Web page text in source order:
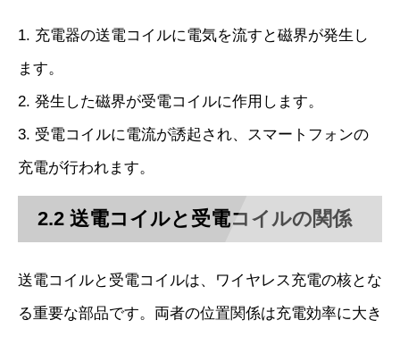
1. 充電器の送電コイルに電気を流すと磁界が発生し
ます。
2. 発生した磁界が受電コイルに作用します。
3. 受電コイルに電流が誘起され、スマートフォンの
充電が行われます。
2.2 送電コイルと受電コイルの関係
送電コイルと受電コイルは、ワイヤレス充電の核とな
る重要な部品です。両者の位置関係は充電効率に大き